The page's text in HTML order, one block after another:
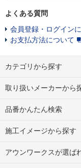
よくある質問
会員登録・ログイン
お支払方法について
カテゴリから探す
取り扱いメーカーから
品番かんたん検索
施工イメージから探す
アウンワークスが選ば